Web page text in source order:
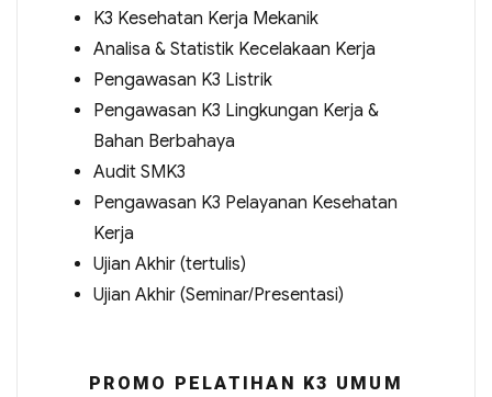
K3 Kesehatan Kerja Mekanik
Analisa & Statistik Kecelakaan Kerja
Pengawasan K3 Listrik
Pengawasan K3 Lingkungan Kerja &
Bahan Berbahaya
Audit SMK3
Pengawasan K3 Pelayanan Kesehatan
Kerja
Ujian Akhir (tertulis)
Ujian Akhir (Seminar/Presentasi)
PROMO PELATIHAN K3 UMUM